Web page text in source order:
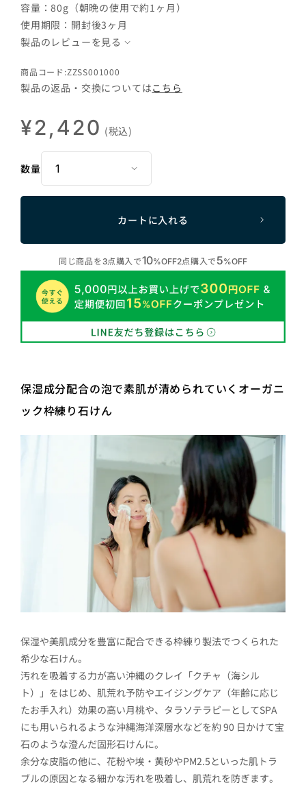
容量：80g（朝晩の使用で約1ヶ月）
使用期限：開封後3ヶ月
製品のレビューを見る
商品コード:ZZSS001000
製品の返品・交換についてはこちら
¥2,420 (税込)
数量
カートに入れる
同じ商品を3点購入で10%OFF2点購入で5%OFF
保湿成分配合の泡で素肌が清められていくオーガニ
ック枠練り石けん
保湿や美肌成分を豊富に配合できる枠練り製法でつくられた
希少な石けん。
汚れを吸着する力が高い沖縄のクレイ「クチャ（海シル
ト）」をはじめ、肌荒れ予防やエイジングケア（年齢に応じ
たお手入れ）効果の高い月桃や、タラソテラピーとしてSPA
にも用いられるような沖縄海洋深層水などを約 90 日かけて宝
石のような澄んだ固形石けんに。
余分な皮脂の他に、花粉や埃・黄砂やPM2.5といった肌トラ
ブルの原因となる細かな汚れを吸着し、肌荒れを防ぎます。